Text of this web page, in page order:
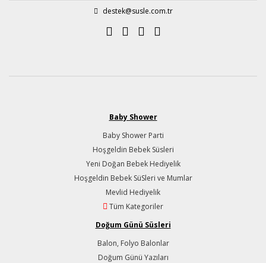
destek@susle.com.tr
Baby Shower
Baby Shower Parti
Hoşgeldin Bebek Süsleri
Yeni Doğan Bebek Hediyelik
Hoşgeldin Bebek SüSleri ve Mumlar
Mevlid Hediyelik
Tüm Kategoriler
Doğum Günü Süsleri
Balon, Folyo Balonlar
Doğum Günü Yazıları